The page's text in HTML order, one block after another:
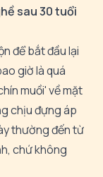
sau 30 tuổi
để bắt đầu lại
giờ là quá
muồi' về mặt
chịu đựng áp
thường đến từ
chứ không